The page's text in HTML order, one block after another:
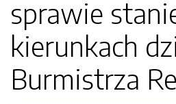
sprawie
kierunkach
Burmistrza